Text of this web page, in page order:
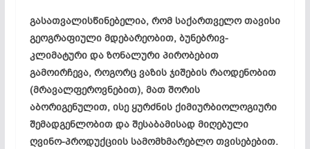
გასათვალისწინებელია, რომ საქართველო თავისი
გეოგრაფიული მდებარეობით, ბუნებრივ-
კლიმატური და ზონალური პირობებით
გამოირჩევა, როგორც ვაზის ჯიშების რაოდენობით
(მრავალფეროვნებით), მათ შორის
აბორიგენულით, ისე ყურძნის ქიმიურბიოლოგიური
შემადგენლობით და შესაბამისად მიღებული
ღვინო-პროდუქციის სამომხმარებლო თვისებებით.